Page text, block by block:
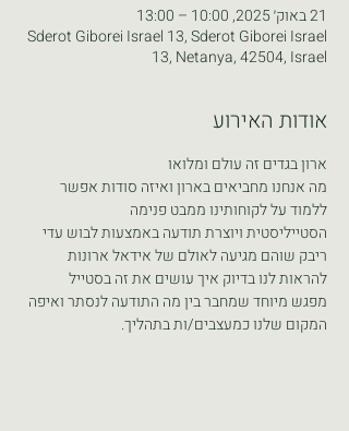
21 באוק׳ 2025, 10:00 – 13:00
Sderot Giborei Israel 13, Sderot Giborei Israel
13, Netanya, 42504, Israel
אודות האירוע
ארון בגדים זה עולם ומלואו
מה אנחנו מחביאים בארון ואיזה סודות אפשר
ללמוד על לקוחותינו ממבט פנימה
הסטייליסטית ויוצרת תודעה באמצעות לבוש עדי
ריבק שוהם מגיעה לאולם של אידאל ארונות
להראות לנו בדיוק איך עושים את זה בסטייל
מפגש מיוחד שמחבר בין מה התודעה לנסתר ואיפה
המקום שלנו כמעצבים/ות בתהליך.